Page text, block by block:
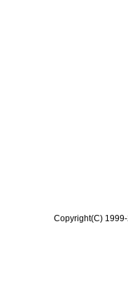
Copyright(C)